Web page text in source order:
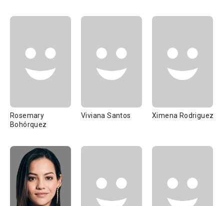
Rosemary
Bohórquez
Viviana Santos Ximena Rodriguez